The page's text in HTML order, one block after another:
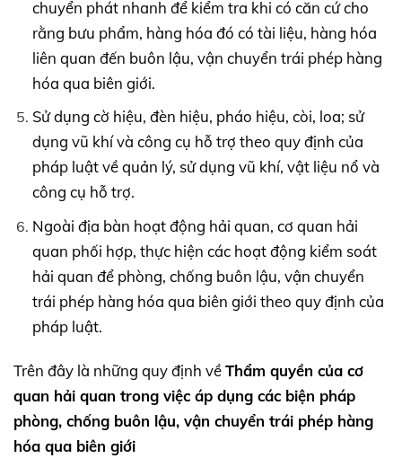
chuyển phát nhanh để kiểm tra khi có căn cứ cho
rằng bưu phẩm, hàng hóa đó có tài liệu, hàng hóa
liên quan đến buôn lậu, vận chuyển trái phép hàng
hóa qua biên giới.
Sử dụng cờ hiệu, đèn hiệu, pháo hiệu, còi, loa; sử
dụng vũ khí và công cụ hỗ trợ theo quy định của
pháp luật về quản lý, sử dụng vũ khí, vật liệu nổ và
công cụ hỗ trợ.
Ngoài địa bàn hoạt động hải quan, cơ quan hải
quan phối hợp, thực hiện các hoạt động kiểm soát
hải quan để phòng, chống buôn lậu, vận chuyển
trái phép hàng hóa qua biên giới theo quy định của
pháp luật.
Trên đây là những quy định vềThẩm quyền của cơ
quan hải quan trong việc áp dụng các biện pháp
phòng, chống buôn lậu, vận chuyển trái phép hàng
hóa qua biên giới